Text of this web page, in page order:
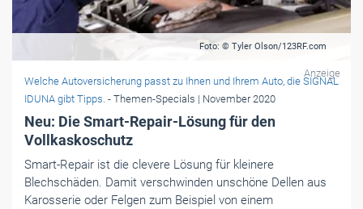
Foto: © Tyler Olson/123RF.com
Anzeige
Welche Autoversicherung passt zu Ihnen und Ihrem Auto, die SIGNAL
IDUNA gibt Tipps. - Themen-Specials | November 2020
Neu: Die Smart-Repair-Lösung für den
Vollkaskoschutz
Smart-Repair ist die clevere Lösung für kleinere
Blechschäden. Damit verschwinden unschöne Dellen aus
Karosserie oder Felgen zum Beispiel von einem